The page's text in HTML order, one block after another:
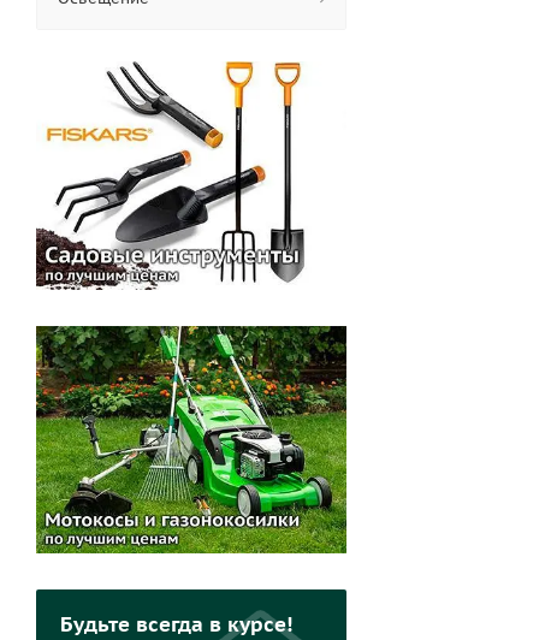
Будьте всегда в курсе!